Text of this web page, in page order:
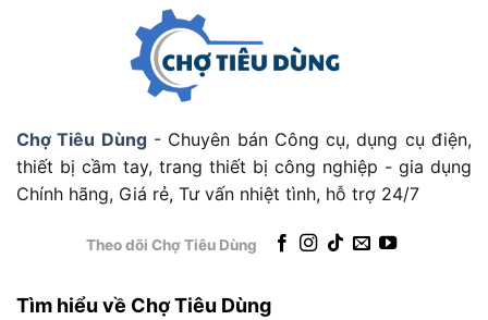
bắt nhanh và đối chiếu với yêu cầu công việc thực
Mã sản phẩm
DCPL03-14 (EM / DM / Z)
Điện áp
20V Max
Loại động cơ
Motor Brushless (Không chổi
than)
đa
180 Nm
Chợ Tiêu Dùng- Chuyên bán Công cụ, dụng cụ điện,
thiết bị cầm tay, trang thiết bị công nghiệp - gia dụng
Chính hãng, Giá rẻ, Tư vấn nhiệt tình, hỗ trợ 24/7
Theo dõi Chợ Tiêu Dùng
Tìm hiểu về Chợ Tiêu Dùng